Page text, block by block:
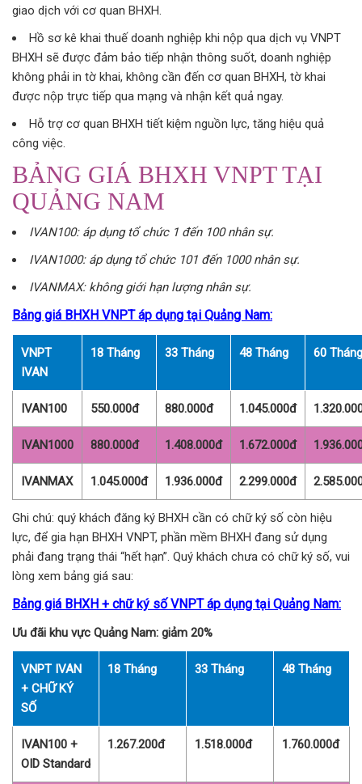
giao dịch với cơ quan BHXH.
Hồ sơ kê khai thuế doanh nghiệp khi nộp qua dịch vụ VNPT
BHXH sẽ được đảm bảo tiếp nhận thông suốt, doanh nghiệp
không phải in tờ khai, không cần đến cơ quan BHXH, tờ khai
được nộp trực tiếp qua mạng và nhận kết quả ngay.
Hỗ trợ cơ quan BHXH tiết kiệm nguồn lực, tăng hiệu quả
công việc.
BẢNG GIÁ BHXH VNPT TẠI
QUẢNG NAM
IVAN100: áp dụng tổ chức 1 đến 100 nhân sự.
IVAN1000: áp dụng tổ chức 101 đến 1000 nhân sự.
IVANMAX: không giới hạn lượng nhân sự.
Bảng giá BHXH VNPT áp dụng tại Quảng Nam:
VNPT
IVAN
18 Tháng 33 Tháng 48 Tháng 60 Tháng
IVAN100 550.000đ 880.000đ 1.045.000đ
IVAN1000 880.000đ 1.408.000đ 1.672.000đ
IVANMAX 1.045.000đ 1.936.000đ 2.299.000đ
Ghi chú: quý khách đăng ký BHXH cần có chữ ký số còn hiệu
lực, để gia hạn BHXH VNPT, phần mềm BHXH đang sử dụng
phải đang trạng thái “hết hạn”. Quý khách chưa có chữ ký số, vui
lòng xem bảng giá sau:
Bảng giá BHXH + chữ ký số VNPT áp dụng tại Quảng Nam:
Ưu đãi khu vực Quảng Nam: giảm 20%
VNPT IVAN
+ CHỮ KÝ
SỐ
18 Tháng 33 Tháng 48 Tháng
IVAN100 +
OID Standard
1.267.200đ 1.518.000đ 1.760.000đ